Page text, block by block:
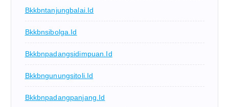
Bkkbntanjungbalai.id
Bkkbnsibolga.id
Bkkbnpadangsidimpuan.id
Bkkbngunungsitoli.id
Bkkbnpadangpanjang.id